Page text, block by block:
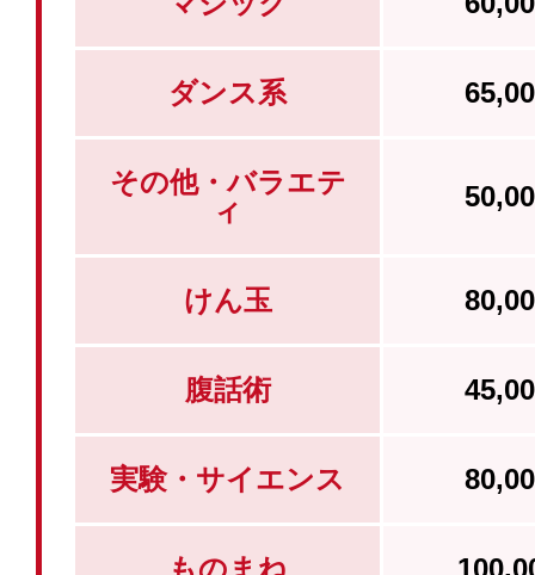
ダンス系
その他・バラエテ
ィ
けん玉
腹話術
実験・サイエンス